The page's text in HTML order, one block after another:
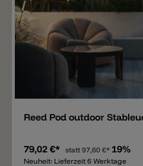
Reed Pod outdoor
79,02 €* statt97,60 €* 19%
Neuheit: Lieferzeit 6 Werktage